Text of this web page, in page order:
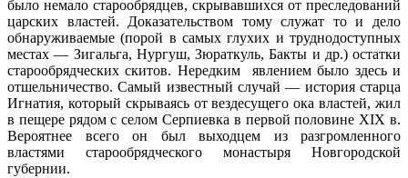
было немало старообрядцев, скрывавшихся от преследований
царских властей. Доказательством тому служат то и дело
обнаруживаемые (порой в самых глухих и труднодоступных
местах — Зигальга, Нургуш, Зюраткуль, Бакты и др.) остатки
старообрядческих скитов. Нередким явлением было здесь и
отшельничество. Самый известный случай — история старца
Игнатия, который скрываясь от вездесущего ока властей, жил
в пещере рядом с селом Серпиевка в первой половине XIX в.
Вероятнее всего он был выходцем из разгромленного
властями старообрядческого монастыря Новгородской
губернии.